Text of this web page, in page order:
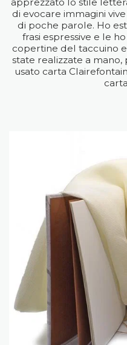
di evocare immagini
di poche parole. Ho
frasi espressive e le
copertine del taccuino
state realizzate a
usato carta